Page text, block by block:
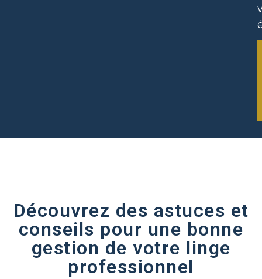
Découvrez des astuces et
conseils pour une bonne
gestion de votre linge
professionnel